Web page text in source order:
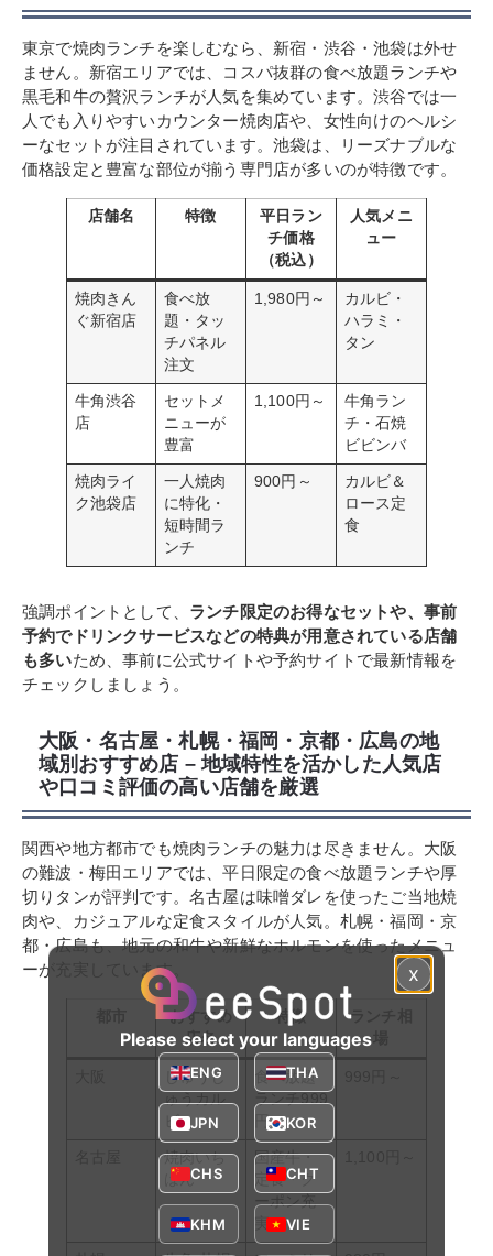
東京で焼肉ランチを楽しむなら、新宿・渋谷・池袋は外せ
ません。新宿エリアでは、コスパ抜群の食べ放題ランチや
黒毛和牛の贅沢ランチが人気を集めています。渋谷では一
人でも入りやすいカウンター焼肉店や、女性向けのヘルシ
ーなセットが注目されています。池袋は、リーズナブルな
価格設定と豊富な部位が揃う専門店が多いのが特徴です。
店舗名 特徴
平日ラン
チ価格
（税込）
人気メニ
ュー
焼肉きん
ぐ新宿店
食べ放
題・タッ
チパネル
注文
1,980円～
カルビ・
ハラミ・
タン
牛角渋谷
店
セットメ
ニューが
豊富
1,100円～
牛角ラン
チ・石焼
ビビンバ
焼肉ライ
ク池袋店
一人焼肉
に特化・
短時間ラ
ンチ
900円～
カルビ＆
ロース定
食
強調ポイントとして、 ランチ限定のお得なセットや、事前
予約でドリンクサービスなどの特典が用意されている店舗
も多いため、事前に公式サイトや予約サイトで最新情報を
チェックしましょう。
大阪・名古屋・札幌・福岡・京都・広島の地
域別おすすめ店 – 地域特性を活かした人気店
や口コミ評価の高い店舗を厳選
関西や地方都市でも焼肉ランチの魅力は尽きません。大阪
の難波・梅田エリアでは、平日限定の食べ放題ランチや厚
切りタンが評判です。名古屋は味噌ダレを使ったご当地焼
肉や、カジュアルな定食スタイルが人気。札幌・福岡・京
都・広島も、地元の和牛や新鮮なホルモンを使ったメニュ
ーが充実しています。
おすすめ
店名
特徴
ランチ相
じゅうじ
ビ
食べ放題
円
焼肉いち
ばん
国産牛・
定食・ク
ーポン充
実
x
Please select your languages
ENG THA
JPN KOR
CHS CHT
KHM VIE